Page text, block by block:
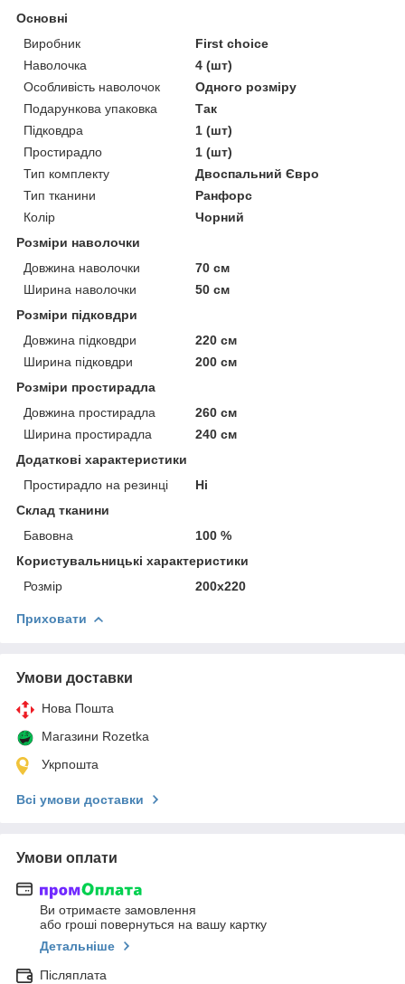
Основні
Виробник
First choice
Наволочка
4 (шт)
Особливість наволочок
Одного розміру
Подарункова упаковка
Так
Підковдра
1 (шт)
Простирадло
1 (шт)
Тип комплекту
Двоспальний Євро
Тип тканини
Ранфорс
Колір
Чорний
Розміри наволочки
Довжина наволочки
70 см
Ширина наволочки
50 см
Розміри підковдри
Довжина підковдри
220 см
Ширина підковдри
200 см
Розміри простирадла
Довжина простирадла
260 см
Ширина простирадла
240 см
Додаткові характеристики
Простирадло на резинці
Ні
Склад тканини
Бавовна
100 %
Користувальницькі характеристики
Розмір
200х220
Приховати
Умови доставки
Нова Пошта
Магазини Rozetka
Укрпошта
Всі умови доставки
Умови оплати
Ви отримаєте замовлення
або гроші повернуться на вашу картку
Детальніше
Післяплата